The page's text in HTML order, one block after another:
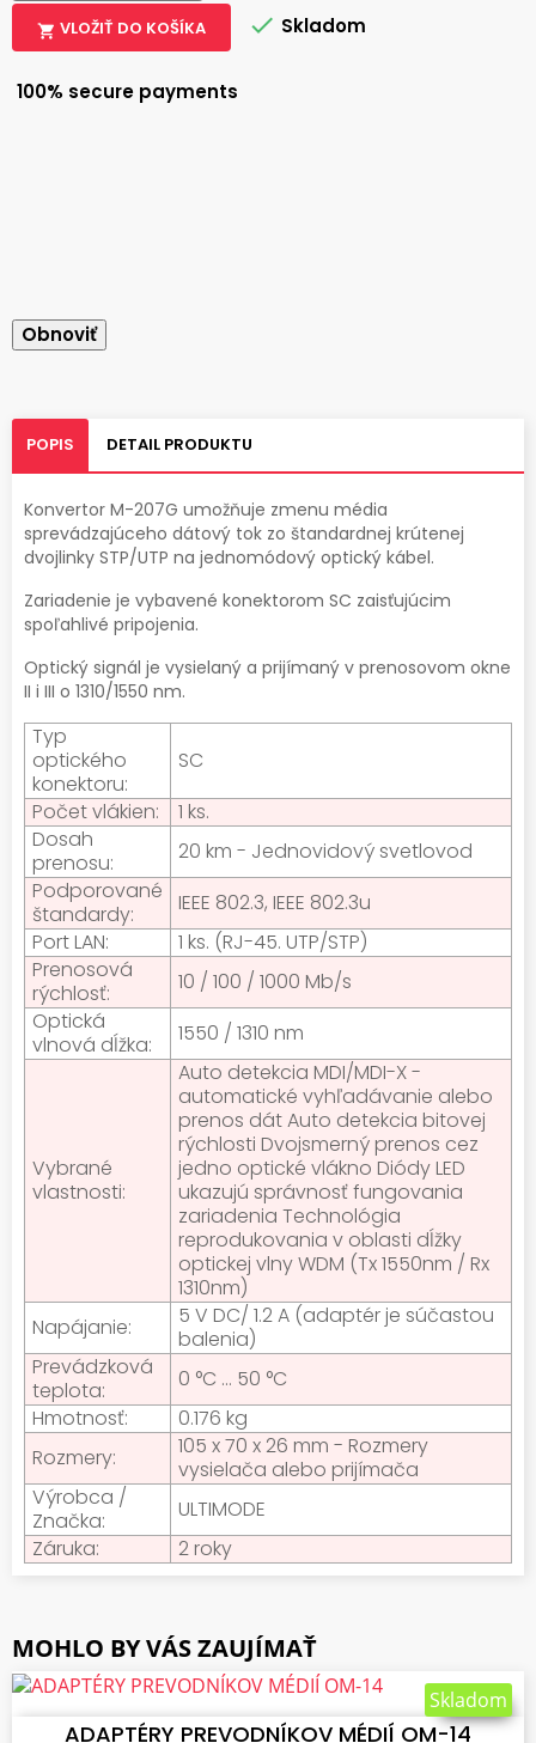
 VLOŽIŤ DO KOŠÍKA  Skladom
100% secure payments
POPIS DETAIL PRODUKTU
Konvertor M-207G umožňuje zmenu média
sprevádzajúceho dátový tok zo štandardnej krútenej
dvojlinky STP/UTP na jednomódový optický kábel.
Zariadenie je vybavené konektorom SC zaisťujúcim
spoľahlivé pripojenia.
Optický signál je vysielaný a prijímaný v prenosovom okne
II i III o 1310/1550 nm.
Typ
optického
konektoru:
SC
Počet vlákien:
1 ks.
Dosah
prenosu:
20 km - Jednovidový svetlovod
Podporované
štandardy:
IEEE 802.3, IEEE 802.3u
Port LAN:
1 ks. (RJ-45. UTP/STP)
Prenosová
rýchlosť:
10 / 100 / 1000 Mb/s
Optická
vlnová dĺžka:
1550 / 1310 nm
Vybrané
vlastnosti:
Auto detekcia MDI/MDI-X -
automatické vyhľadávanie alebo
prenos dát Auto detekcia bitovej
rýchlosti Dvojsmerný prenos cez
jedno optické vlákno Diódy LED
ukazujú správnosť fungovania
zariadenia Technológia
reprodukovania v oblasti dĺžky
optickej vlny WDM (Tx 1550nm / Rx
1310nm)
Napájanie:
5 V DC/ 1.2 A (adaptér je súčastou
balenia)
Prevádzková
teplota:
0 °C ... 50 °C
Hmotnosť:
0.176 kg
Rozmery:
105 x 70 x 26 mm - Rozmery
vysielača alebo prijímača
Výrobca /
Značka:
ULTIMODE
Záruka:
2 roky
MOHLO BY VÁS ZAUJÍMAŤ
VLOŽIŤ DO KOŠÍKA
ADAPTÉRY PREVODNÍKOV MÉDIÍ OM-14
Skladom